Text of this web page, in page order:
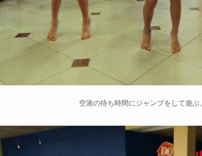
空港の待ち時間にジャンプをして遊ぶ。